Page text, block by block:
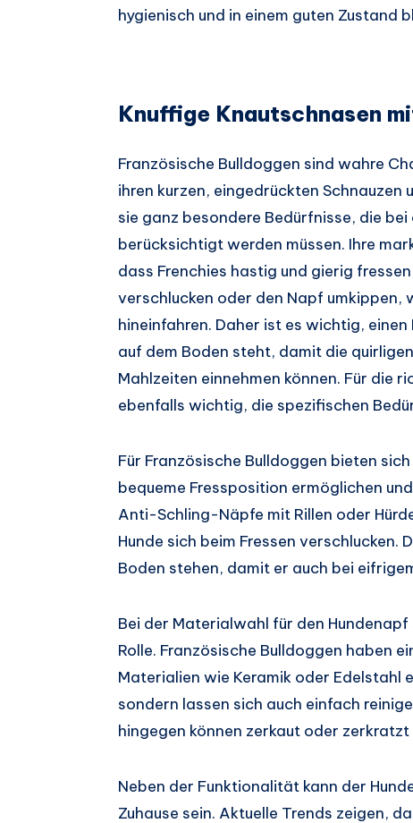
teilen.hygienisch und in einem guten Zustand
Knuffige Knautschnasen
Französische Bulldoggen sind wahre
ihren kurzen, eingedrückten
sie ganz besondere Bedürfnisse, die
berücksichtigt werden müssen. Ihre
dass Frenchies hastig und gierig
verschlucken oder den Napf umkippen,
hineinfahren. Daher ist es wichtig,
auf dem Boden steht, damit die
Mahlzeiten einnehmen können. Für die
ebenfalls wichtig, die spezifischen
Für Französische Bulldoggen bieten
bequeme Fressposition ermöglichen
Anti-Schling-Näpfe mit Rillen oder
Hunde sich beim Fressen
Boden stehen, damit er auch bei
Bei der Materialwahl für den
Rolle. Französische Bulldoggen haben
Materialien wie Keramik oder Edelstahl
sondern lassen sich auch einfach
hingegen können zerkaut oder
Neben der Funktionalität kann der
Zuhause sein. Aktuelle Trends zeigen,